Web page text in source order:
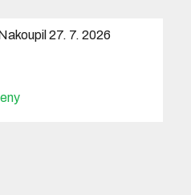
27. 7. 2026